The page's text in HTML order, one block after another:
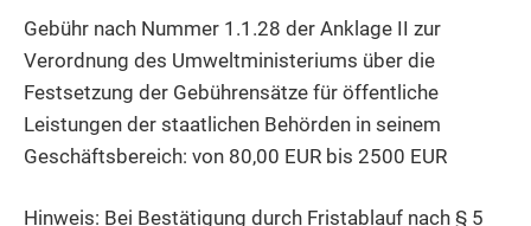
Gebühr nach Nummer 1.1.28 der Anklage II zur
Verordnung des Umweltministeriums über die
Festsetzung der Gebührensätze für öffentliche
Leistungen der staatlichen Behörden in seinem
Geschäftsbereich: von 80,00 EUR bis 2500 EUR
Hinweis: Bei Bestätigung durch Fristablauf nach § 5